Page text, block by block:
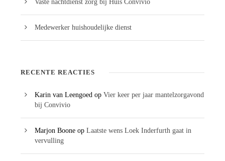
Vaste nachtdienst zorg bij Huis Convivio
Medewerker huishoudelijke dienst
RECENTE REACTIES
Karin van Leengoed op Vier keer per jaar mantelzorgavond
bij Convivio
Marjon Boone op Laatste wens Loek Inderfurth gaat in
vervulling